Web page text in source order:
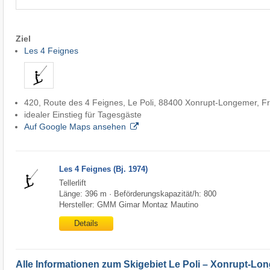
Ziel
Les 4 Feignes
420, Route des 4 Feignes, Le Poli, 88400 Xonrupt-Longemer,
idealer Einstieg für Tagesgäste
Auf Google Maps ansehen
Les 4 Feignes (Bj. 1974)
Tellerlift
Länge: 396 m · Beförderungskapazität/h: 800
Hersteller: GMM Gimar Montaz Mautino
Details
Alle Informationen zum Skigebiet Le Poli – Xonrupt-